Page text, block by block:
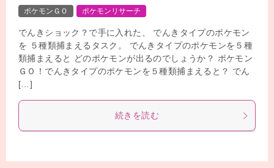
ポケモンＧＯ
ポケモンリサーチ
でんきショック？で手に入れた、 でんきタイプのポケモン
を ５種類捕まえるタスク。 でんきタイプのポケモンを５種
類捕まえると どのポケモンが出るのでしょうか？ ポケモン
ＧＯ！でんきタイプのポケモンを５種類捕まえると？ でん
[…]
続きを読む